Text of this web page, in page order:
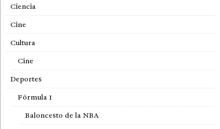
Ciencia
Cine
Cultura
Cine
Deportes
Fórmula 1
Baloncesto de la NBA